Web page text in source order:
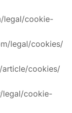
legal/cookie-
legal/cookies/
cookies/
legal/cookie-